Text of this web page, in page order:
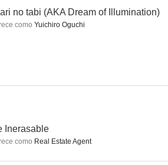
no tabi (AKA Dream of Illumination)
como Yuichiro Oguchi
Inerasable
como Real Estate Agent